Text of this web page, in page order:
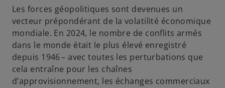
Les forces géopolitiques sont devenues un
vecteur prépondérant de la volatilité économique
mondiale. En 2024, le nombre de conflits armés
dans le monde était le plus élevé enregistré
depuis 1946 – avec toutes les perturbations que
cela entraîne pour les chaînes
d’approvisionnement, les échanges commerciaux